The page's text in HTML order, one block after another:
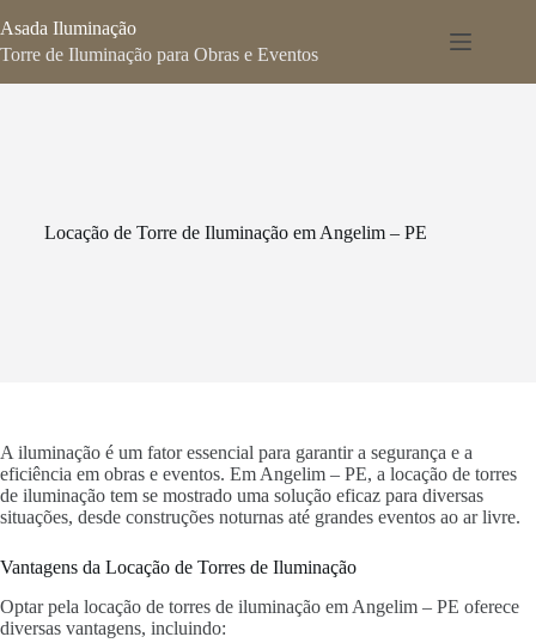
para
o
Asada Iluminação
Torre de Iluminação para Obras e Eventos
Locação de Torre de Iluminação em Angelim – PE
A iluminação é um fator essencial para garantir a segurança e a
eficiência em obras e eventos. Em Angelim – PE, a locação de torres
de iluminação tem se mostrado uma solução eficaz para diversas
situações, desde construções noturnas até grandes eventos ao ar livre.
Vantagens da Locação de Torres de Iluminação
Optar pela locação de torres de iluminação em Angelim – PE oferece
diversas vantagens, incluindo: